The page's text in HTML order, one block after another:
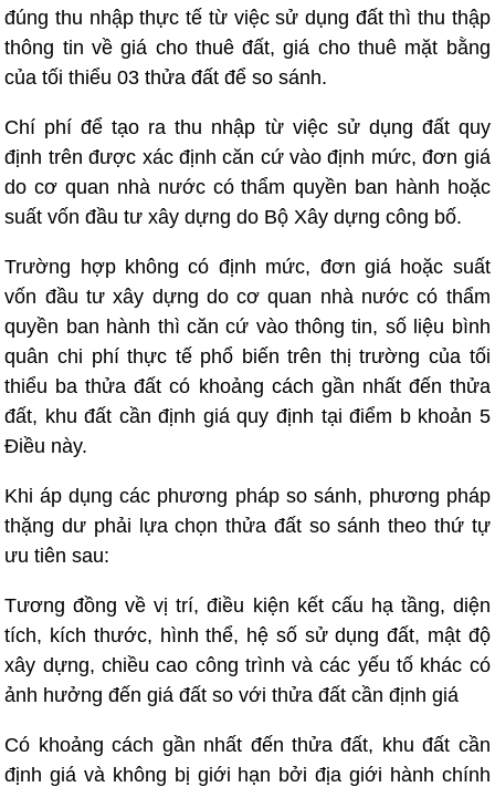
đúng thu nhập thực tế từ việc sử dụng đất thì thu thập
thông tin về giá cho thuê đất, giá cho thuê mặt bằng
của tối thiểu 03 thửa đất để so sánh.
Chí phí để tạo ra thu nhập từ việc sử dụng đất quy
định trên được xác định căn cứ vào định mức, đơn giá
do cơ quan nhà nước có thẩm quyền ban hành hoặc
suất vốn đầu tư xây dựng do Bộ Xây dựng công bố.
Trường hợp không có định mức, đơn giá hoặc suất
vốn đầu tư xây dựng do cơ quan nhà nước có thẩm
quyền ban hành thì căn cứ vào thông tin, số liệu bình
quân chi phí thực tế phổ biến trên thị trường của tối
thiểu ba thửa đất có khoảng cách gần nhất đến thửa
đất, khu đất cần định giá quy định tại điểm b khoản 5
Điều này.
Khi áp dụng các phương pháp so sánh, phương pháp
thặng dư phải lựa chọn thửa đất so sánh theo thứ tự
ưu tiên sau:
Tương đồng về vị trí, điều kiện kết cấu hạ tầng, diện
tích, kích thước, hình thể, hệ số sử dụng đất, mật độ
xây dựng, chiều cao công trình và các yếu tố khác có
ảnh hưởng đến giá đất so với thửa đất cần định giá
Có khoảng cách gần nhất đến thửa đất, khu đất cần
định giá và không bị giới hạn bởi địa giới hành chính